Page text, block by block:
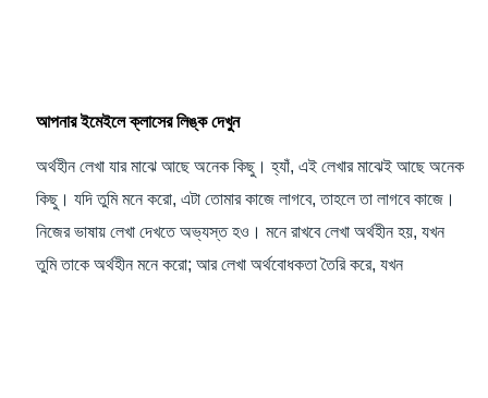
আপনার ইমেইলে ক্লাসের লিঙ্ক দেখুন
অর্থহীন লেখা যার মাঝে আছে অনেক কিছু। হ্যাঁ, এই লেখার মাঝেই আছে অনেক
কিছু। যদি তুমি মনে করো, এটা তোমার কাজে লাগবে, তাহলে তা লাগবে কাজে।
নিজের ভাষায় লেখা দেখতে অভ্যস্ত হও। মনে রাখবে লেখা অর্থহীন হয়, যখন
তুমি তাকে অর্থহীন মনে করো; আর লেখা অর্থবোধকতা তৈরি করে, যখন